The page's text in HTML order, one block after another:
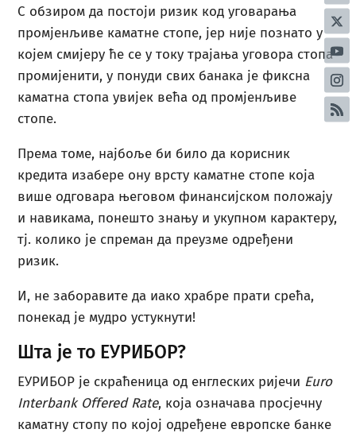
С обзиром да постоји ризик код уговарања
промјенљиве каматне стопе, јер није познато у
којем смијеру ће се у току трајања уговора стопа
промијенити, у понуди свих банака је фиксна
каматна стопа увијек већа од промјенљиве
стопе.
Према томе, најбоље би било да корисник
кредита изабере ону врсту каматне стопе која
више одговара његовом финансијском положају
и навикама, понешто знању и укупном карактеру,
тј. колико је спреман да преузме одређени
ризик.
И, не заборавите да иако храбре прати срећа,
понекад је мудро устукнути!
Шта је то ЕУРИБОР?
ЕУРИБОР је скраћеница од енглеских ријечи Euro
Interbank Offered Rate, која означава просјечну
каматну стопу по којој одређене европске банке